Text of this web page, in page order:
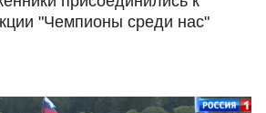
"Чемпионы среди нас"